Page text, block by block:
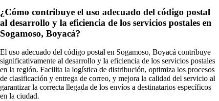
¿Cómo contribuye el uso adecuado del código postal
al desarrollo y la eficiencia de los servicios postales en
Sogamoso, Boyacá?
El uso adecuado del código postal en Sogamoso, Boyacá contribuye
significativamente al desarrollo y la eficiencia de los servicios postales
en la región. Facilita la logística de distribución, optimiza los procesos
de clasificación y entrega de correo, y mejora la calidad del servicio al
garantizar la correcta llegada de los envíos a destinatarios específicos
en la ciudad.